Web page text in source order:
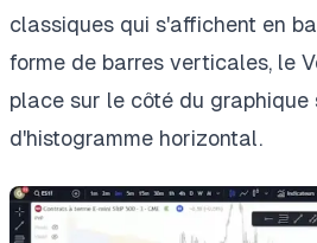
classiques qui s'affichent en
forme de barres verticales, le
place sur le côté du graphique
d'histogramme horizontal.